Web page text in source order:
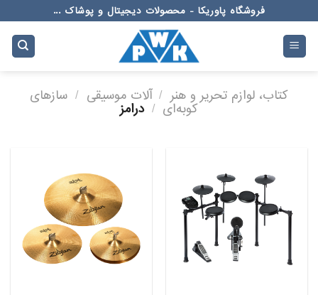
to
content
فروشگاه پاوریکا - محصولات دیجیتال و پوشاک ...
کتاب، لوازم تحریر و هنر / آلات موسیقی / سازهای
کوبه‌ای / درامز